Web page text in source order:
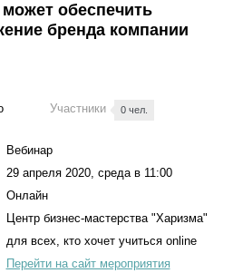
может обеспечить
бренда компании
Участники 0 чел.
Вебинар
29 апреля 2020, среда в 11:00
Онлайн
Центр бизнес-мастерства "Харизма"
для всех, кто хочет учиться online
Перейти на сайт мероприятия